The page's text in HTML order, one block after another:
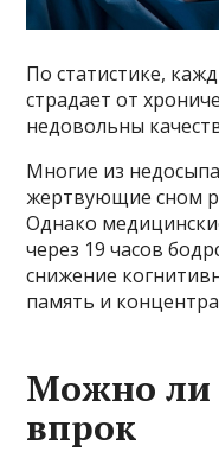
По статистике,
страдает от
недовольны
Многие из
жертвующие сном
Однако
через 19 часов
снижение
память и
Можно ли
впрок